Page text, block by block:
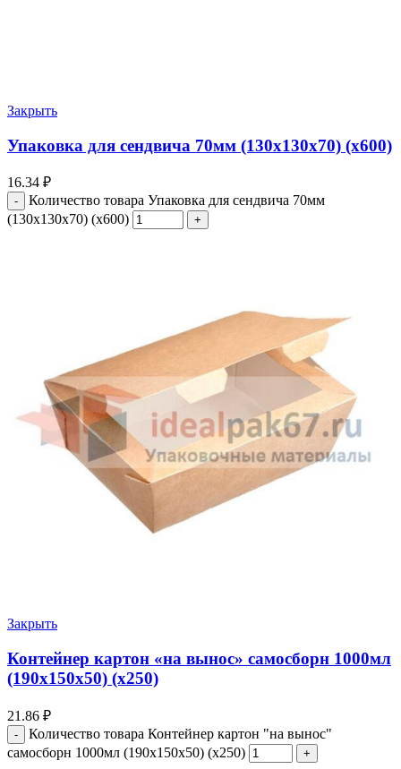
Закрыть
Упаковка для сендвича 70мм (130х130х70) (х600)
16.34 ₽
Количество товара Упаковка для сендвича 70мм
(130х130х70) (х600)
Закрыть
Контейнер картон «на вынос» самосборн 1000мл
(190х150х50) (х250)
21.86 ₽
Количество товара Контейнер картон "на вынос"
самосборн 1000мл (190х150х50) (х250)